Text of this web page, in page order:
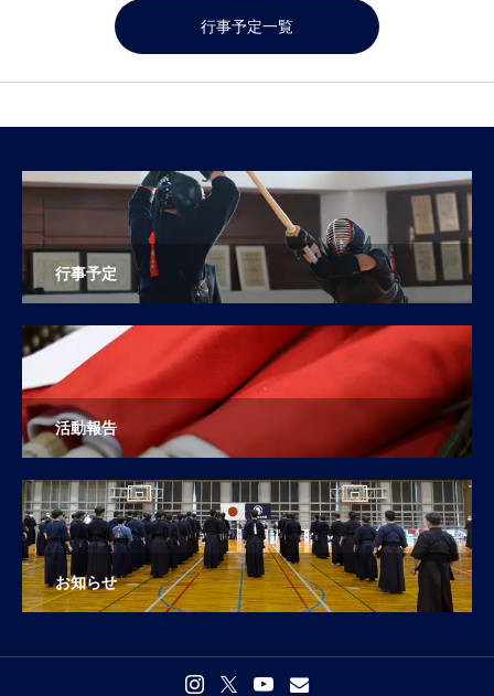
行事予定一覧
行事予定
活動報告
お知らせ